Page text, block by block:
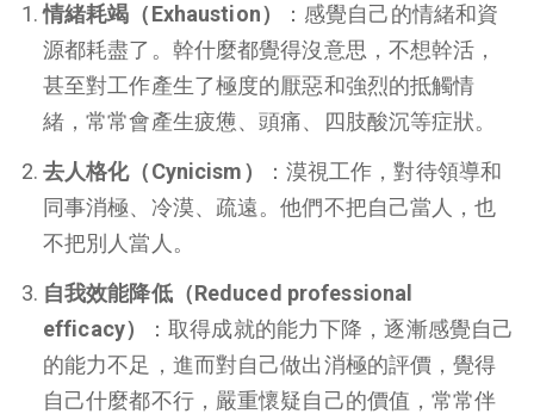
情緒耗竭（Exhaustion）
：感覺自己的情緒和資
源都耗盡了。幹什麼都覺得沒意思，不想幹活，
甚至對工作產生了極度的厭惡和強烈的抵觸情
緒，常常會產生疲憊、頭痛、四肢酸沉等症狀。
去人格化（Cynicism）
：漠視工作，對待領導和
同事消極、冷漠、疏遠。他們不把自己當人，也
不把別人當人。
自我效能降低（Reduced professional
efficacy）
：取得成就的能力下降，逐漸感覺自己
的能力不足，進而對自己做出消極的評價，覺得
自己什麼都不行，嚴重懷疑自己的價值，常常伴